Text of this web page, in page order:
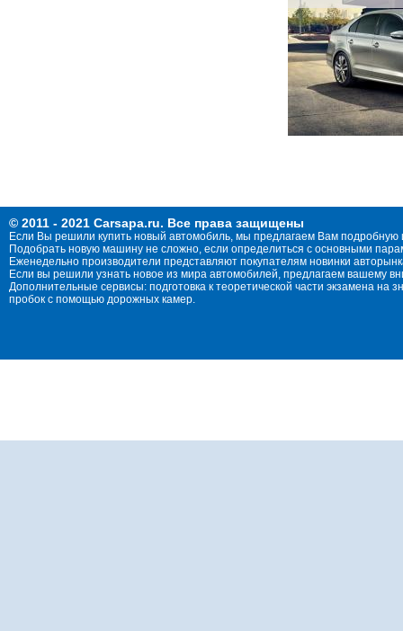
© 2011 - 2021 Carsapa.ru. Все права защищены
Если Вы решили купить новый автомобиль, мы предлагаем Вам
Подобрать новую машину не сложно, если определиться с основными
Еженедельно производители представляют покупателям новинки
Если вы решили узнать новое из мира автомобилей, предлагаем вашему
Дополнительные сервисы: подготовка к теоретической части экзамена
пробок с помощью дорожных камер.